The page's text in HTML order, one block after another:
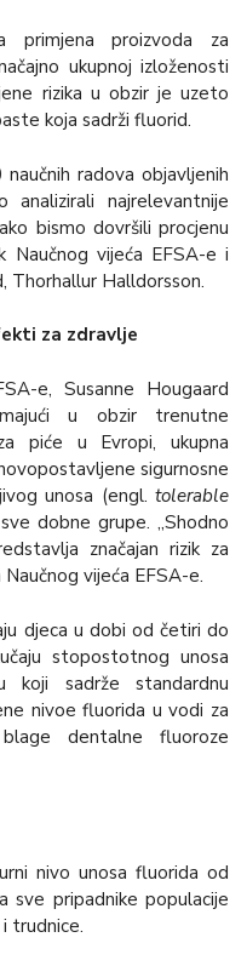
primjena proizvoda za
ukupnoj izloženosti
rizika u obzir je uzeto
koja sadrži fluorid.
radova objavljenih
najrelevantnije
bismo dovršili procjenu
Naučnog vijeća EFSA-e i
Thorhallur Halldorsson.
za zdravlje
e, Susanne Hougaard
u obzir trenutne
piće u Evropi, ukupna
sigurnosne
unosa (engl. tolerable
dobne grupe. „Shodno
značajan rizik za
vijeća EFSA-e.
djeca u dobi od četiri do
stopostotnog unosa
koji sadrže standardnu
nivoe fluorida u vodi za
dentalne fluoroze
nivo unosa fluorida od
sve pripadnike populacije
trudnice.